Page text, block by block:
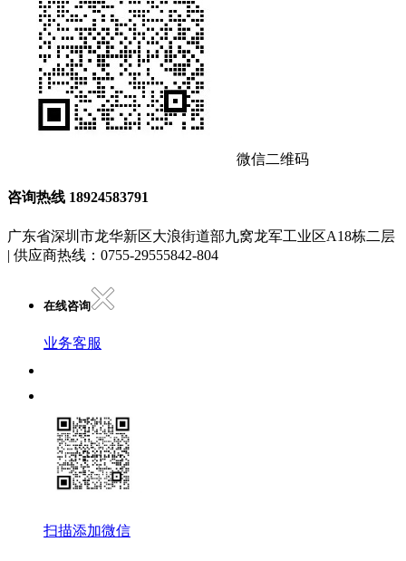
微信二维码
咨询热线 18924583791
广东省深圳市龙华新区大浪街道部九窝龙军工业区A18栋二层
| 供应商热线：0755-29555842-804
在线咨询
业务客服
扫描添加微信